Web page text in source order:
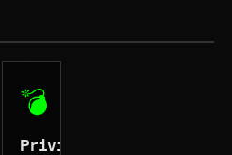
💣
Privilege